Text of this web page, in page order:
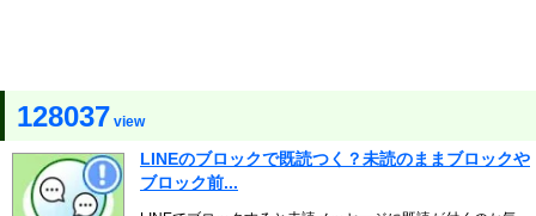
128037 view
LINEのブロックで既読つく？未読のままブロックや
ブロック前...